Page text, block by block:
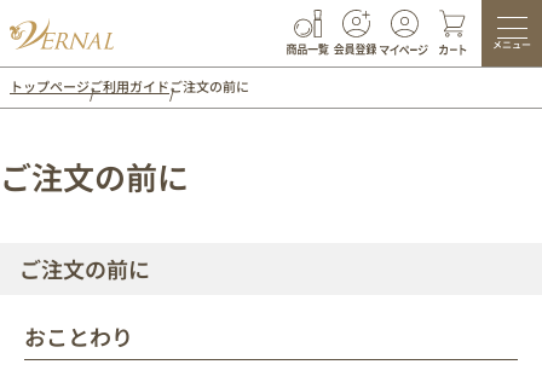
メニュー
トップページご利用ガイドご注文の前に
ご注文の前に
ご注文の前に
おことわり